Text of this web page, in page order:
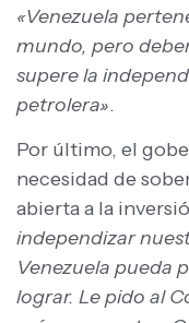
«Venezuela
mundo, pero
supere la
petrolera».
Por último, el
necesidad de
abierta a la
independizar
Venezuela pueda
lograr. Le pido al